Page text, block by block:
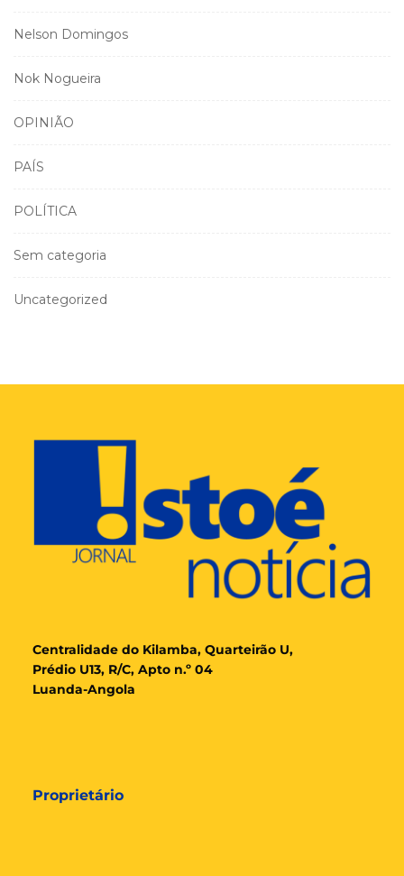
Nelson Domingos
Nok Nogueira
OPINIÃO
PAÍS
POLÍTICA
Sem categoria
Uncategorized
Centralidade do Kilamba, Quarteirão U,
Prédio U13, R/C, Apto n.º 04
Luanda-Angola
Proprietário